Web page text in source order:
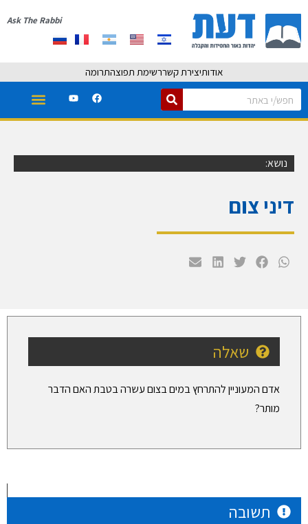
Ask The Rabbi
אודותיצירת קשררשימת תפוצהתרומה
נושא:
דיני צום
שאלה
אדם המעוניין להתרחץ במים בצום עשרה בטבת האם הדבר
מותר?
תשובה